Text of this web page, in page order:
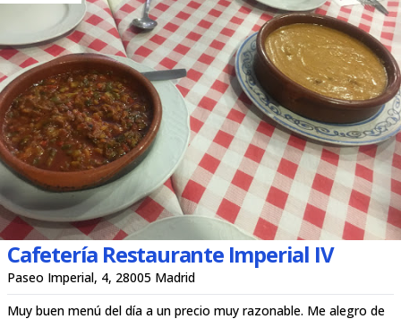
Cafetería Restaurante Imperial IV
Paseo Imperial, 4, 28005 Madrid
Muy buen menú del día a un precio muy razonable. Me alegro de